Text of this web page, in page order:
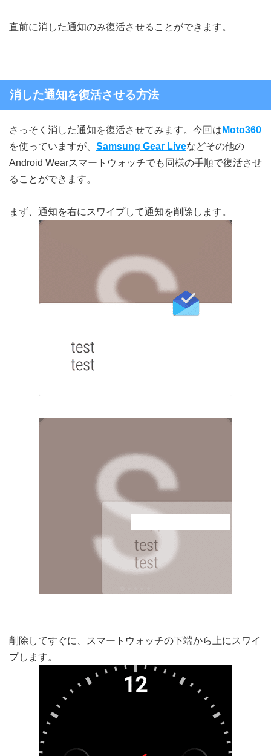
直前に消した通知のみ復活させることができます。
消した通知を復活させる方法
さっそく消した通知を復活させてみます。今回は Moto360
を使っていますが、 Samsung Gear Liveなどその他の
Android Wearスマートウォッチでも同様の手順で復活させ
ることができます。
まず、通知を右にスワイプして通知を削除します。
削除してすぐに、スマートウォッチの下端から上にスワイ
プします。